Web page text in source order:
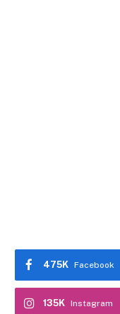
Facebook
475K
Instagram
135K